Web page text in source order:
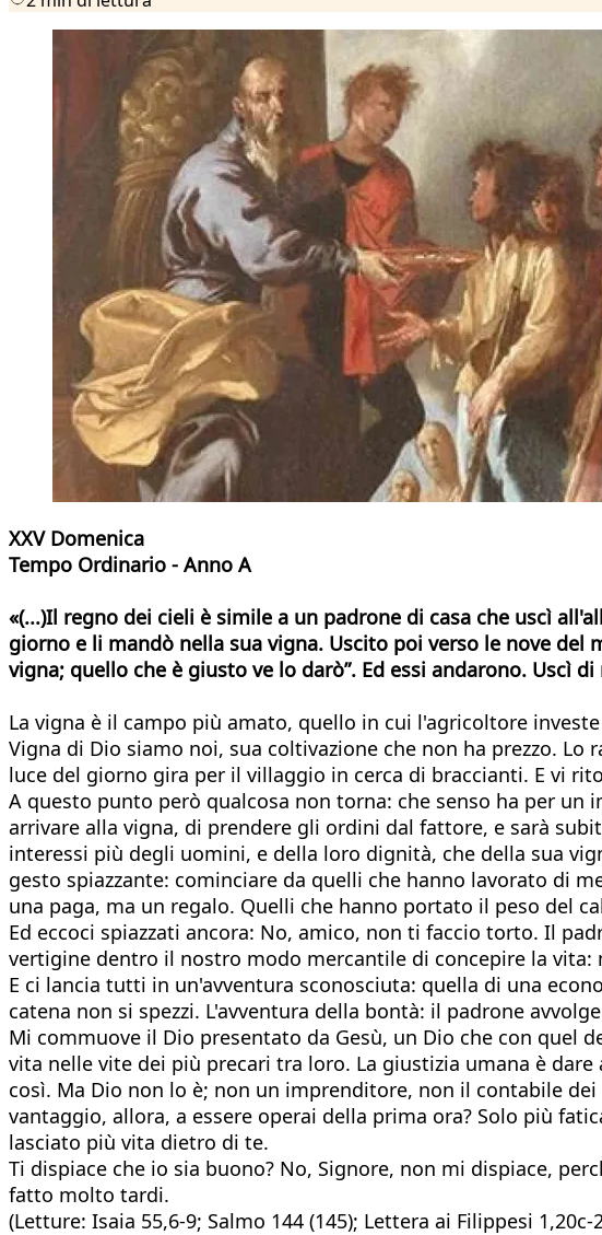
XXV Domenica
Tempo Ordinario - Anno A
«(...)Il regno dei cieli è simile a un padrone di casa che uscì
giorno e li mandò nella sua vigna. Uscito poi verso le nove del
vigna; quello che è giusto ve lo darò”. Ed essi andarono. Uscì
La vigna è il campo più amato, quello in cui l'agricoltore
Vigna di Dio siamo noi, sua coltivazione che non ha prezzo.
luce del giorno gira per il villaggio in cerca di braccianti. E vi
A questo punto però qualcosa non torna: che senso ha per
arrivare alla vigna, di prendere gli ordini dal fattore, e sarà
interessi più degli uomini, e della loro dignità, che della sua
gesto spiazzante: cominciare da quelli che hanno lavorato di
una paga, ma un regalo. Quelli che hanno portato il peso del
Ed eccoci spiazzati ancora: No, amico, non ti faccio torto. Il
vertigine dentro il nostro modo mercantile di concepire la
E ci lancia tutti in un'avventura sconosciuta: quella di una
catena non si spezzi. L'avventura della bontà: il padrone
Mi commuove il Dio presentato da Gesù, un Dio che con
vita nelle vite dei più precari tra loro. La giustizia umana è
così. Ma Dio non lo è; non un imprenditore, non il contabile
vantaggio, allora, a essere operai della prima ora? Solo più
lasciato più vita dietro di te.
Ti dispiace che io sia buono? No, Signore, non mi dispiace,
fatto molto tardi.
(Letture: Isaia 55,6-9; Salmo 144 (145); Lettera ai Filippesi